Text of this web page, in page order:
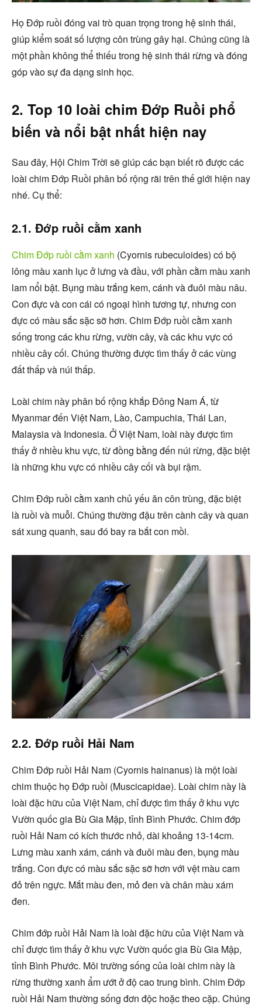
Họ Đớp ruồi đóng vai trò quan trọng trong hệ sinh thái,
giúp kiểm soát số lượng côn trùng gây hại. Chúng cũng là
một phần không thể thiếu trong hệ sinh thái rừng và đóng
góp vào sự đa dạng sinh học.
2. Top 10 loài chim Đớp Ruồi phổ
biến và nổi bật nhất hiện nay
Sau đây, Hội Chim Trời sẽ giúp các bạn biết rõ được các
loài chim Đớp Ruồi phân bố rộng rãi trên thế giới hiện nay
nhé. Cụ thể:
2.1. Đớp ruồi cằm xanh
Chim Đớp ruồi cằm xanh (Cyornis rubeculoides) có bộ
lông màu xanh lục ở lưng và đầu, với phần cằm màu xanh
lam nổi bật. Bụng màu trắng kem, cánh và đuôi màu nâu.
Con đực và con cái có ngoại hình tương tự, nhưng con
đực có màu sắc sặc sỡ hơn. Chim Đớp ruồi cằm xanh
sống trong các khu rừng, vườn cây, và các khu vực có
nhiều cây cối. Chúng thường được tìm thấy ở các vùng
đất thấp và núi thấp.
Loài chim này phân bố rộng khắp Đông Nam Á, từ
Myanmar đến Việt Nam, Lào, Campuchia, Thái Lan,
Malaysia và Indonesia. Ở Việt Nam, loài này được tìm
thấy ở nhiều khu vực, từ đồng bằng đến núi rừng, đặc biệt
là những khu vực có nhiều cây cối và bụi rậm.
Chim Đớp ruồi cằm xanh chủ yếu ăn côn trùng, đặc biệt
là ruồi và muỗi. Chúng thường đậu trên cành cây và quan
sát xung quanh, sau đó bay ra bắt con mồi.
2.2. Đớp ruồi Hải Nam
Chim Đớp ruồi Hải Nam (Cyornis hainanus) là một loài
chim thuộc họ Đớp ruồi (Muscicapidae). Loài chim này là
loài đặc hữu của Việt Nam, chỉ được tìm thấy ở khu vực
Vườn quốc gia Bù Gia Mập, tỉnh Bình Phước. Chim đớp
ruồi Hải Nam có kích thước nhỏ, dài khoảng 13-14cm.
Lưng màu xanh xám, cánh và đuôi màu đen, bụng màu
trắng. Con đực có màu sắc sặc sỡ hơn với vệt màu cam
đỏ trên ngực. Mắt màu đen, mỏ đen và chân màu xám
đen.
Chim đớp ruồi Hải Nam là loài đặc hữu của Việt Nam và
chỉ được tìm thấy ở khu vực Vườn quốc gia Bù Gia Mập,
tỉnh Bình Phước. Môi trường sống của loài chim này là
rừng thường xanh ẩm ướt ở độ cao trung bình. Chim Đớp
ruồi Hải Nam thường sống đơn độc hoặc theo cặp. Chúng